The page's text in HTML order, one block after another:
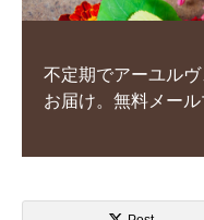
不定期でアーユル
お届け。無料メー